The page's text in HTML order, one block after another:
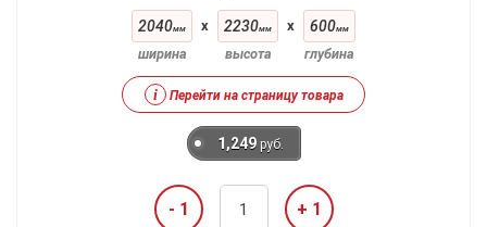
2040мм
ширина
x 2230мм
высота
x 600мм
глубина
i Перейти на страницу товара
1,249 руб.
- 1 + 1